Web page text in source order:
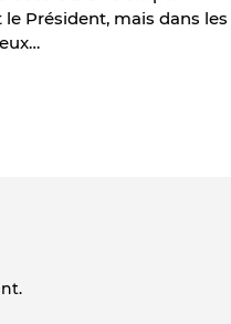
Président, mais dans les